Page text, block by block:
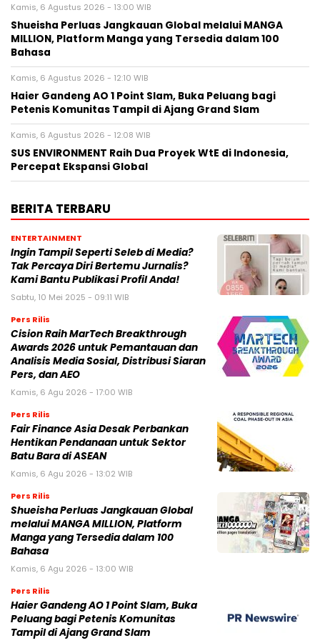
Kamis, 6 Agustus 2026 - 13:00 WIB
Shueisha Perluas Jangkauan Global melalui MANGA
MILLION, Platform Manga yang Tersedia dalam 100
Bahasa
Kamis, 6 Agustus 2026 - 12:10 WIB
Haier Gandeng AO 1 Point Slam, Buka Peluang bagi
Petenis Komunitas Tampil di Ajang Grand Slam
Kamis, 6 Agustus 2026 - 12:08 WIB
SUS ENVIRONMENT Raih Dua Proyek WtE di Indonesia,
Percepat Ekspansi Global
BERITA TERBARU
ENTERTAINMENT
Ingin Tampil Seperti Seleb di Media?
Tak Percaya Diri Bertemu Jurnalis?
Kami Bantu Publikasi Profil Anda!
Sabtu, 10 Mei 2025 - 09:11 WIB
Pers Rilis
Cision Raih MarTech Breakthrough
Awards 2026 untuk Pemantauan dan
Analisis Media Sosial, Distribusi Siaran
Pers, dan AEO
Kamis, 6 Agu 2026 - 17:00 WIB
Pers Rilis
Fair Finance Asia Desak Perbankan
Hentikan Pendanaan untuk Sektor
Batu Bara di ASEAN
Kamis, 6 Agu 2026 - 13:02 WIB
Pers Rilis
Shueisha Perluas Jangkauan Global
melalui MANGA MILLION, Platform
Manga yang Tersedia dalam 100
Bahasa
Kamis, 6 Agu 2026 - 13:00 WIB
Pers Rilis
Haier Gandeng AO 1 Point Slam, Buka
Peluang bagi Petenis Komunitas
Tampil di Ajang Grand Slam